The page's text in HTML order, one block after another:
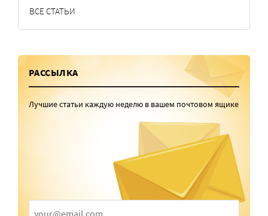
ВСЕ СТАТЬИ
РАССЫЛКА
Лучшие статьи каждую неделю в вашем почтовом ящике